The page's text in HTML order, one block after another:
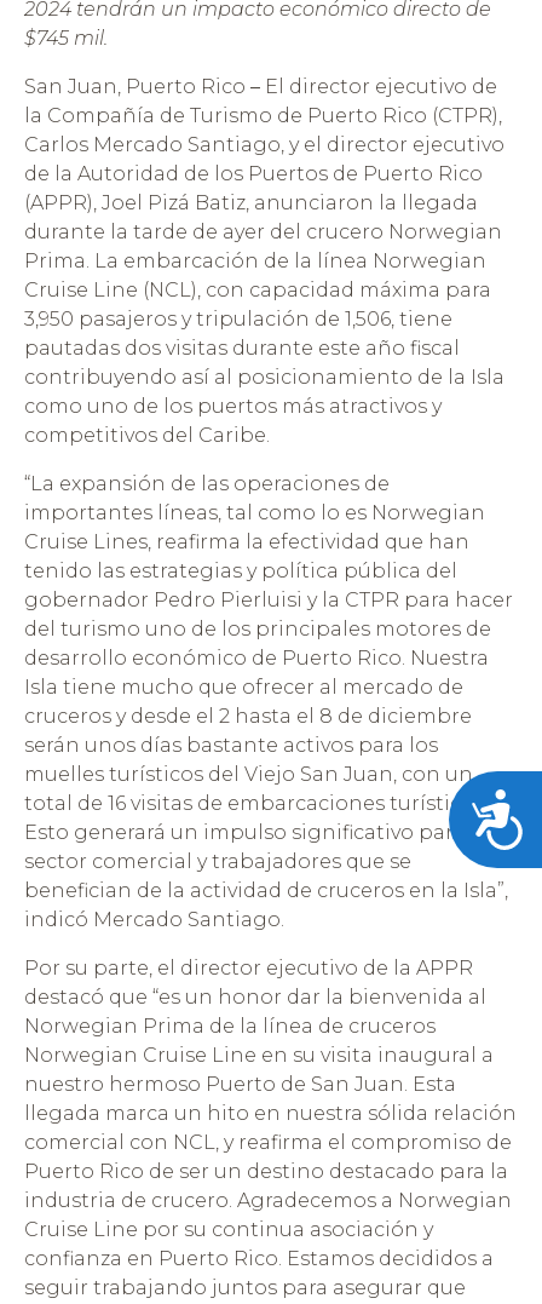
2024 tendrán un impacto económico directo de
$745 mil.
San Juan, Puerto Rico – El director ejecutivo de
la Compañía de Turismo de Puerto Rico (CTPR),
Carlos Mercado Santiago, y el director ejecutivo
de la Autoridad de los Puertos de Puerto Rico
(APPR), Joel Pizá Batiz, anunciaron la llegada
durante la tarde de ayer del crucero Norwegian
Prima. La embarcación de la línea Norwegian
Cruise Line (NCL), con capacidad máxima para
3,950 pasajeros y tripulación de 1,506, tiene
pautadas dos visitas durante este año fiscal
contribuyendo así al posicionamiento de la Isla
como uno de los puertos más atractivos y
competitivos del Caribe.
“La expansión de las operaciones de
importantes líneas, tal como lo es Norwegian
Cruise Lines, reafirma la efectividad que han
tenido las estrategias y política pública del
gobernador Pedro Pierluisi y la CTPR para hacer
del turismo uno de los principales motores de
desarrollo económico de Puerto Rico. Nuestra
Isla tiene mucho que ofrecer al mercado de
cruceros y desde el 2 hasta el 8 de diciembre
serán unos días bastante activos para los
muelles turísticos del Viejo San Juan, con un
total de 16 visitas de embarcaciones turísticas.
Esto generará un impulso significativo para el
sector comercial y trabajadores que se
benefician de la actividad de cruceros en la Isla”,
indicó Mercado Santiago.
Por su parte, el director ejecutivo de la APPR
destacó que “es un honor dar la bienvenida al
Norwegian Prima de la línea de cruceros
Norwegian Cruise Line en su visita inaugural a
nuestro hermoso Puerto de San Juan. Esta
llegada marca un hito en nuestra sólida relación
comercial con NCL, y reafirma el compromiso de
Puerto Rico de ser un destino destacado para la
industria de crucero. Agradecemos a Norwegian
Cruise Line por su continua asociación y
confianza en Puerto Rico. Estamos decididos a
seguir trabajando juntos para asegurar que